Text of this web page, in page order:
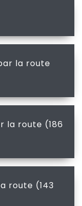
la route
la route (186
route (143